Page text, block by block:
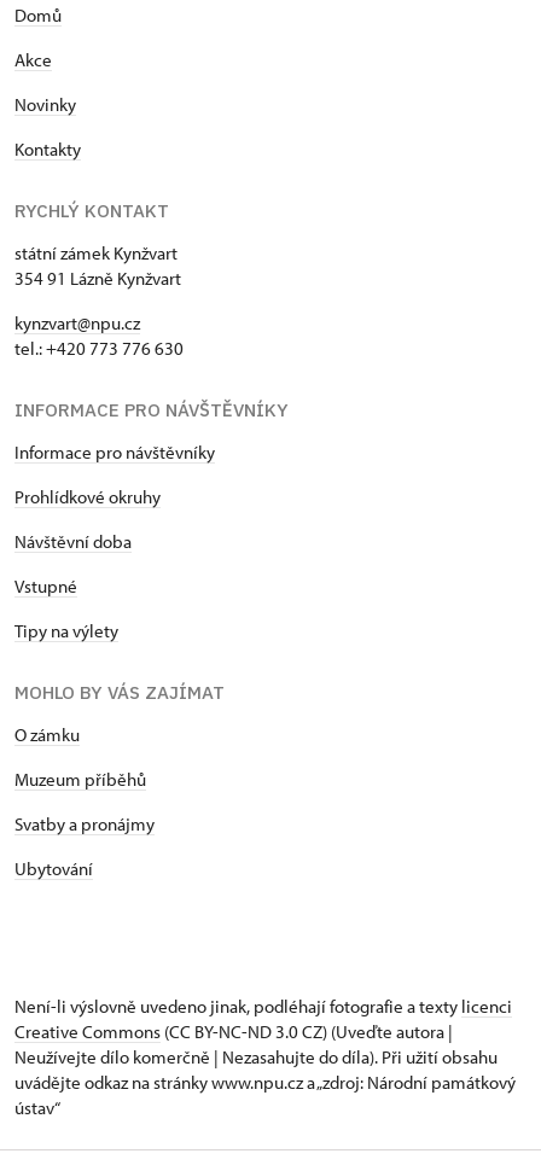
Domů
Akce
Novinky
Kontakty
RYCHLÝ KONTAKT
státní zámek Kynžvart
354 91 Lázně Kynžvart
kynzvart@npu.cz
tel.: +420 773 776 630
INFORMACE PRO NÁVŠTĚVNÍKY
Informace pro návštěvníky
Prohlídkové okruhy
Návštěvní doba
Vstupné
Tipy na výlety
MOHLO BY VÁS ZAJÍMAT
O zámku
Muzeum příběhů
Svatby a pronájmy
Ubytování
Není-li výslovně uvedeno jinak, podléhají fotografie a texty licenci
Creative Commons (CC BY-NC-ND 3.0 CZ) (Uveďte autora |
Neužívejte dílo komerčně | Nezasahujte do díla). Při užití obsahu
uvádějte odkaz na stránky www.npu.cz a „zdroj: Národní památkový
ústav“